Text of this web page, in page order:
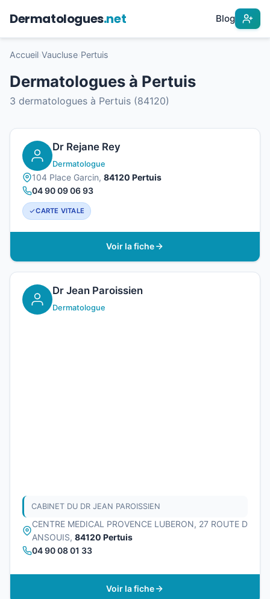
Dermatologues.net Blog
Accueil Vaucluse Pertuis
Dermatologues à Pertuis
3 dermatologues à Pertuis (84120)
Dr Rejane Rey
Dermatologue
104 Place Garcin, 84120 Pertuis
04 90 09 06 93
CARTE VITALE
Voir la fiche
Dr Jean Paroissien
Dermatologue
CABINET DU DR JEAN PAROISSIEN
CENTRE MEDICAL PROVENCE LUBERON, 27 ROUTE D
ANSOUIS, 84120 Pertuis
04 90 08 01 33
Voir la fiche